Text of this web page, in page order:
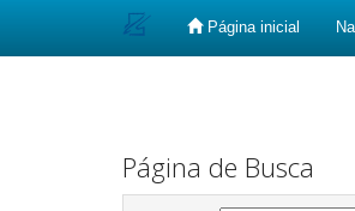
Página inicial
Página de Busca